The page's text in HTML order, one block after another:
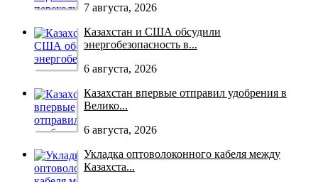
7 августа, 2026
Казахстан и США обсудили
энергобезопасность в...
6 августа, 2026
Казахстан впервые отправил удобрения в
Велико...
6 августа, 2026
Укладка оптоволоконного кабеля между
Казахста...